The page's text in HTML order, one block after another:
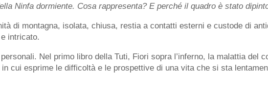
Ninfa dormiente. Cosa rappresenta? E perché il quadro è stato
di montagna, isolata, chiusa, restia a contatti esterni e custode di
intricato.
Nel primo libro della Tuti, Fiori sopra l’inferno, la malattia del
cui esprime le difficoltà e le prospettive di una vita che si sta